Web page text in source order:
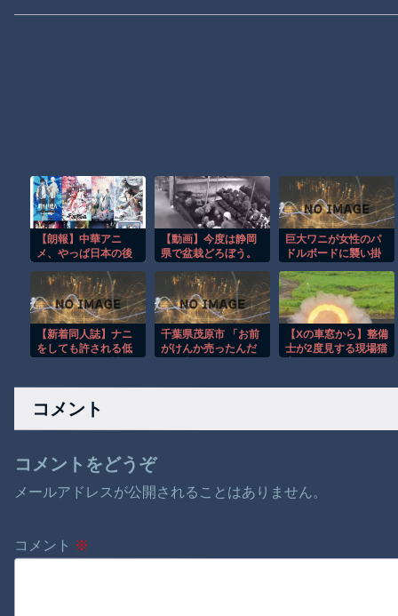
【朗報】中華アニ
メ、やっぱ日本の後
ｗｗｗｗｗｗ
【動画】今度は静岡
県で盆栽どろぼう。
巨大ワニが女性のパ
ドルボードに襲い掛
【新着同人誌】ナニ
をしても許される低
千葉県茂原市 「お前
がけんか売ったんだ
自称・会社役員の男
【Xの車窓から】整備
士が2度見する現場猫
コメント
コメントをどうぞ
メールアドレスが公開されることはありません。
コメント ※